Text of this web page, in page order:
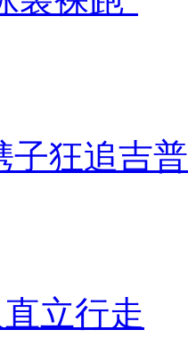
子狂追吉
立行走